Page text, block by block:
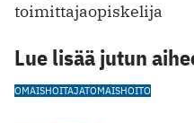
toimittajaopiskelija
Lue lisää jutun
OMAISHOITAJATOMAISHOITO